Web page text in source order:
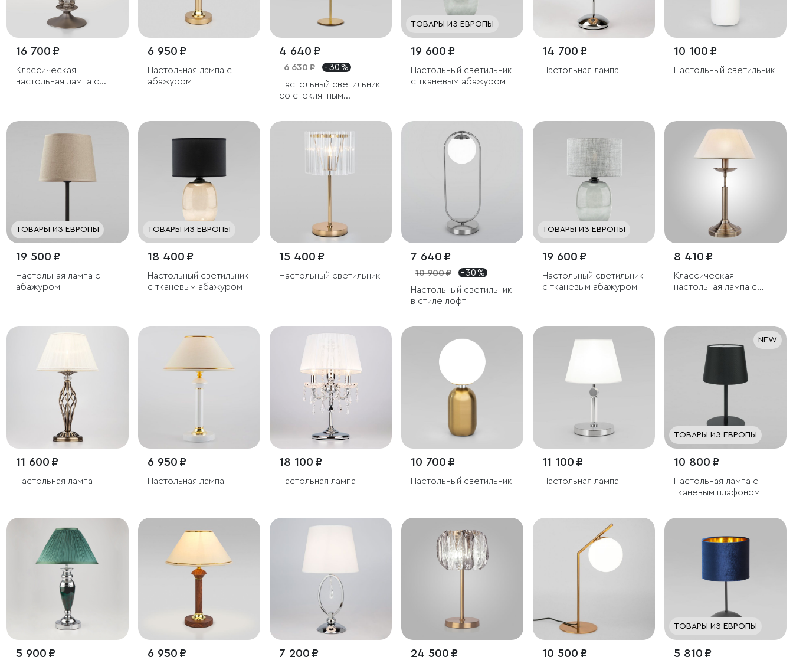
16 700 ₽
Классическая
настольная лампа с
6 950 ₽
Настольная лампа с
абажуром
4 640 ₽
6 630 ₽
- 30 %
Настольный светильник
со стеклянным
ТОВАРЫ ИЗ ЕВРОПЫ
19 600 ₽
Настольный светильник
с тканевым абажуром
14 700 ₽
Настольная лампа
10 100 ₽
Настольный светильник
ТОВАРЫ ИЗ ЕВРОПЫ
19 500 ₽
Настольная лампа с
абажуром
ТОВАРЫ ИЗ ЕВРОПЫ
18 400 ₽
Настольный светильник
с тканевым абажуром
15 400 ₽
Настольный светильник
7 640 ₽
10 900 ₽
- 30 %
Настольный светильник
в стиле лофт
ТОВАРЫ ИЗ ЕВРОПЫ
19 600 ₽
Настольный светильник
с тканевым абажуром
8 410 ₽
Классическая
настольная лампа с
11 600 ₽
Настольная лампа
6 950 ₽
Настольная лампа
18 100 ₽
Настольная лампа
10 700 ₽
Настольный светильник
11 100 ₽
Настольная лампа
NEW
ТОВАРЫ ИЗ ЕВРОПЫ
10 800 ₽
Настольная лампа с
тканевым плафоном
5 900 ₽ 6 950 ₽ 7 200 ₽ 24 500 ₽ 10 500 ₽
ТОВАРЫ ИЗ ЕВРОПЫ
5 810 ₽